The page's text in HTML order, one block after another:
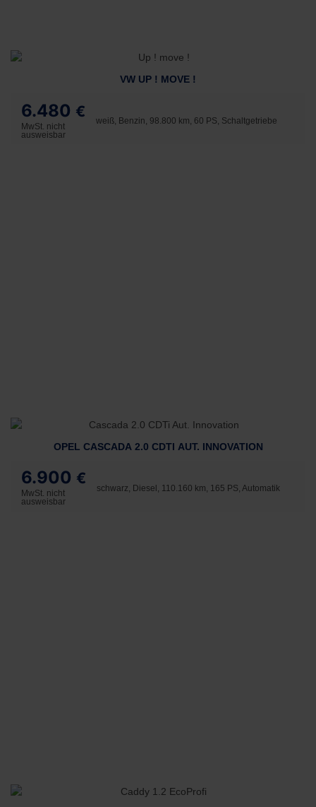
VW UP ! MOVE !
6.480 €
MwSt. nicht
ausweisbar
weiß, Benzin, 98.800 km, 60 PS, Schaltgetriebe
OPEL CASCADA 2.0 CDTI AUT. INNOVATION
6.900 €
MwSt. nicht
ausweisbar
schwarz, Diesel, 110.160 km, 165 PS, Automatik